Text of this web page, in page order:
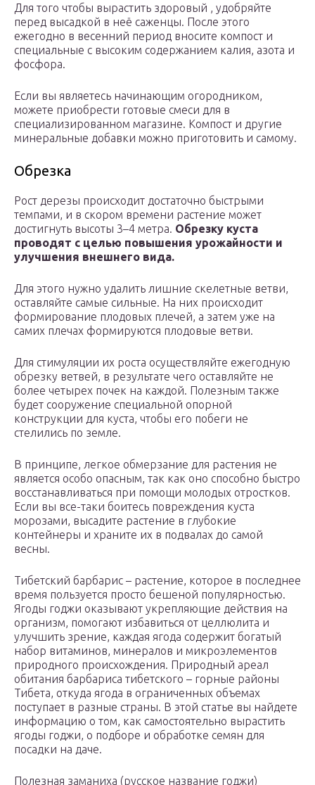
Для того чтобы вырастить здоровый , удобряйте
перед высадкой в неё саженцы. После этого
ежегодно в весенний период вносите компост и
специальные с высоким содержанием калия, азота и
фосфора.
Если вы являетесь начинающим огородником,
можете приобрести готовые смеси для в
специализированном магазине. Компост и другие
минеральные добавки можно приготовить и самому.
Обрезка
Рост дерезы происходит достаточно быстрыми
темпами, и в скором времени растение может
достигнуть высоты 3–4 метра. Обрезку куста
проводят с целью повышения урожайности и
улучшения внешнего вида.
Для этого нужно удалить лишние скелетные ветви,
оставляйте самые сильные. На них происходит
формирование плодовых плечей, а затем уже на
самих плечах формируются плодовые ветви.
Для стимуляции их роста осуществляйте ежегодную
обрезку ветвей, в результате чего оставляйте не
более четырех почек на каждой. Полезным также
будет сооружение специальной опорной
конструкции для куста, чтобы его побеги не
стелились по земле.
В принципе, легкое обмерзание для растения не
является особо опасным, так как оно способно быстро
восстанавливаться при помощи молодых отростков.
Если вы все-таки боитесь повреждения куста
морозами, высадите растение в глубокие
контейнеры и храните их в подвалах до самой
весны.
Тибетский барбарис – растение, которое в последнее
время пользуется просто бешеной популярностью.
Ягоды годжи оказывают укрепляющие действия на
организм, помогают избавиться от целлюлита и
улучшить зрение, каждая ягода содержит богатый
набор витаминов, минералов и микроэлементов
природного происхождения. Природный ареал
обитания барбариса тибетского – горные районы
Тибета, откуда ягода в ограниченных объемах
поступает в разные страны. В этой статье вы найдете
информацию о том, как самостоятельно вырастить
ягоды годжи, о подборе и обработке семян для
посадки на даче.
Полезная заманиха (русское название годжи)